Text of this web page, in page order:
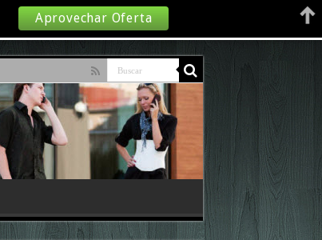
Aprovechar Oferta